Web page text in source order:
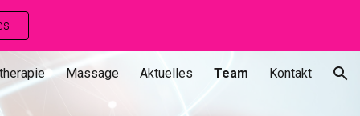
Massage Aktuelles Team Kontakt